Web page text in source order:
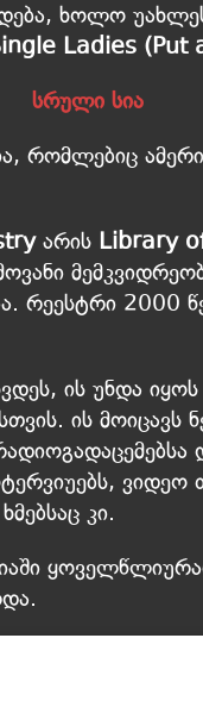
ხოლო
Ladies (Put
სრული სია
რომლებიც
არის Library
რეესტრი 2000
ის უნდა
ის მოიცავს
ვიდეო
კი.